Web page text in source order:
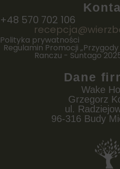
+48 570 702 106
Polityka prywatności
Regulamin Promocji
Ranczu - Suntago
Dane
Wake
Grzegorz
ul.
96-316 Budy